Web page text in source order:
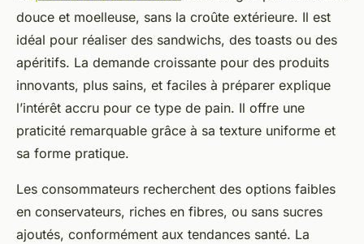
douce et moelleuse, sans la croûte extérieure. Il est
idéal pour réaliser des sandwichs, des toasts ou des
apéritifs. La demande croissante pour des produits
innovants, plus sains, et faciles à préparer explique
l’intérêt accru pour ce type de pain. Il offre une
praticité remarquable grâce à sa texture uniforme et
sa forme pratique.
Les consommateurs recherchent des options faibles
en conservateurs, riches en fibres, ou sans sucres
ajoutés, conformément aux tendances santé. La